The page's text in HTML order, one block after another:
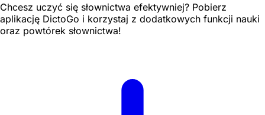
Chcesz uczyć się słownictwa efektywniej? Pobierz
aplikację DictoGo i korzystaj z dodatkowych funkcji nauki
oraz powtórek słownictwa!